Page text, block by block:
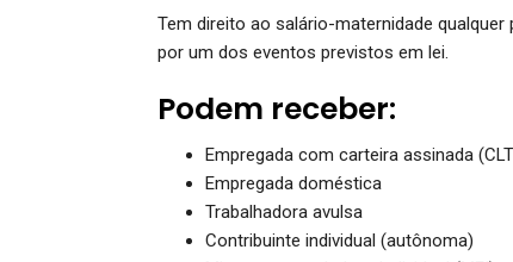
Tem direito ao salário-maternidade qualquer
por um dos eventos previstos em lei.
Podem receber:
Empregada com carteira assinada
Empregada doméstica
Trabalhadora avulsa
Contribuinte individual (autônoma)